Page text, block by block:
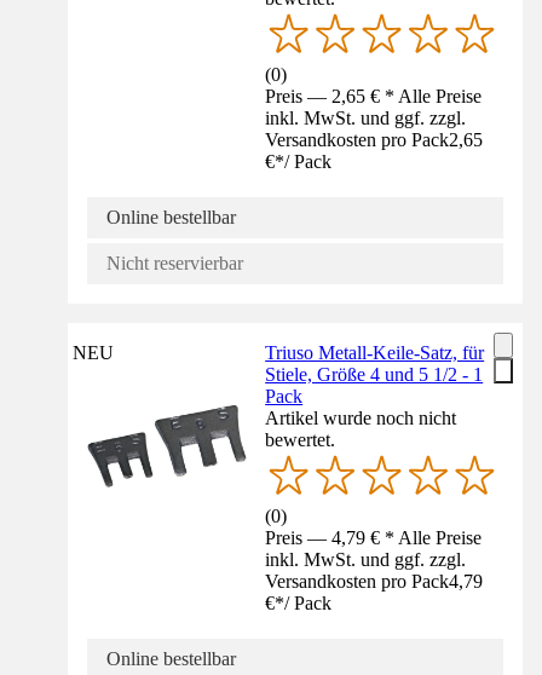
(0)
Preis — 2,65 € * Alle Preise
inkl. MwSt. und ggf. zzgl.
Versandkosten pro Pack2,65
€*/ Pack
Online bestellbar
Nicht reservierbar
NEU
Triuso Metall-Keile-Satz, für
Stiele, Größe 4 und 5 1/2 - 1
Pack
Artikel wurde noch nicht
bewertet.
(0)
Preis — 4,79 € * Alle Preise
inkl. MwSt. und ggf. zzgl.
Versandkosten pro Pack4,79
€*/ Pack
Online bestellbar